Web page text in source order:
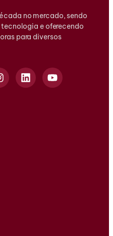
no mercado, sendo
e oferecendo
para diversos